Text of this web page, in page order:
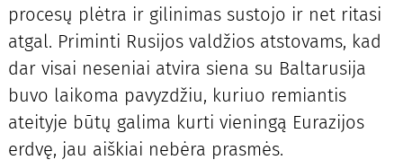
procesų plėtra ir gilinimas sustojo ir net ritasi
atgal. Priminti Rusijos valdžios atstovams, kad
dar visai neseniai atvira siena su Baltarusija
buvo laikoma pavyzdžiu, kuriuo remiantis
ateityje būtų galima kurti vieningą Eurazijos
erdvę, jau aiškiai nebėra prasmės.